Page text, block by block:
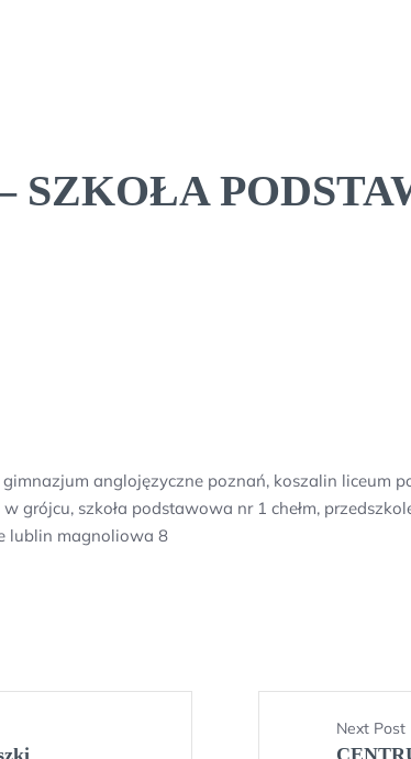
SZKOŁA
anglojęzyczne poznań, koszalin liceum
grójcu, szkoła podstawowa nr 1 chełm,
lublin magnoliowa 8
Next Post